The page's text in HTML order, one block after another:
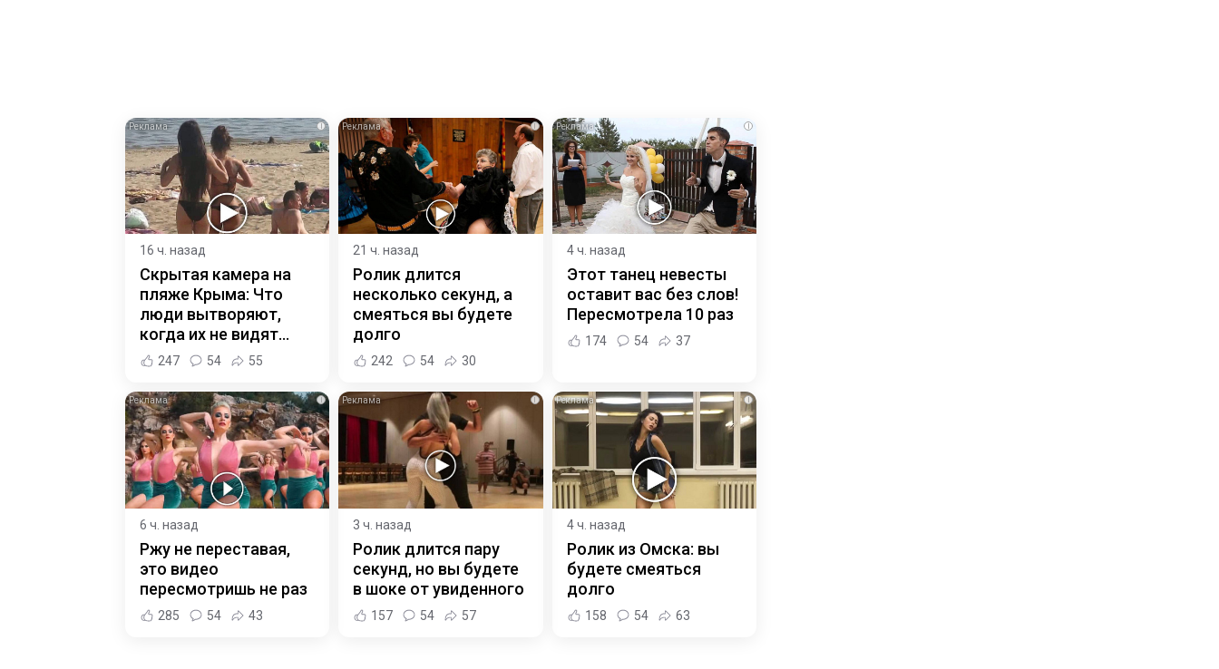
i
16 ч. назад
Скрытая камера на
пляже Крыма: Что
люди вытворяют,
когда их не видят...
247 54 55
i
21 ч. назад
Ролик длится
несколько секунд, а
смеяться вы будете
долго
242 54 30
i
4 ч. назад
Этот танец невесты
оставит вас без слов!
Пересмотрела 10 раз
174 54 37
i
6 ч. назад
Ржу не переставая,
это видео
пересмотришь не раз
285 54 43
i
3 ч. назад
Ролик длится пару
секунд, но вы будете
в шоке от увиденного
157 54 57
i
4 ч. назад
Ролик из Омска: вы
будете смеяться
долго
158 54 63